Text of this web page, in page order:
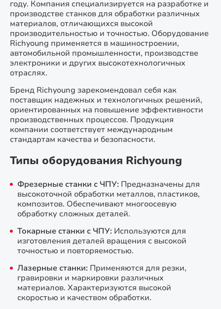
году. Компания специализируется на разработке и
производстве станков для обработки различных
материалов, отличающихся высокой
производительностью и точностью. Оборудование
Richyoung применяется в машиностроении,
автомобильной промышленности, производстве
электроники и других высокотехнологичных
отраслях.
Бренд Richyoung зарекомендовал себя как
поставщик надежных и технологичных решений,
ориентированных на повышение эффективности
производственных процессов. Продукция
компании соответствует международным
стандартам качества и безопасности.
Типы оборудования Richyoung
Фрезерные станки с ЧПУ: Предназначены для
высокоточной обработки металлов, пластиков,
композитов. Обеспечивают многоосевую
обработку сложных деталей.
Токарные станки с ЧПУ: Используются для
изготовления деталей вращения с высокой
точностью и повторяемостью.
Лазерные станки: Применяются для резки,
гравировки и маркировки различных
материалов. Характеризуются высокой
скоростью и качеством обработки.